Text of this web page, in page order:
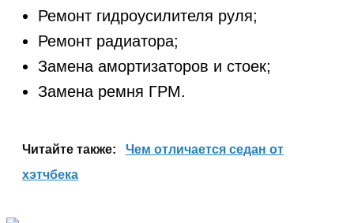
Ремонт гидроусилителя руля;
Ремонт радиатора;
Замена амортизаторов и стоек;
Замена ремня ГРМ.
Читайте также:
Чем отличается седан от
хэтчбека